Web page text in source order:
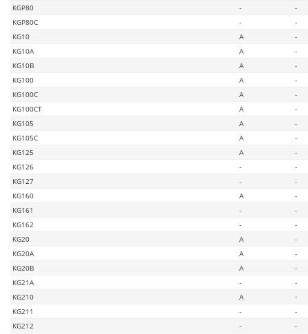
KGP80
-
-
KGP80C
-
-
KG10
A
-
KG10A
A
-
KG10B
A
-
KG100
A
-
KG100C
A
-
KG100CT
A
-
KG105
A
-
KG105C
A
-
KG125
A
-
KG126
-
-
KG127
-
-
KG160
A
-
KG161
-
-
KG162
-
-
KG20
A
-
KG20A
A
-
KG20B
A
-
KG21A
-
-
KG210
A
-
KG211
-
-
KG212
-
-